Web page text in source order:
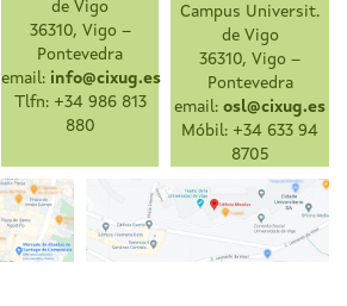
de Vigo
36310, Vigo –
Pontevedra
email: info@cixug.es
Tlfn: +34 986 813
880
Campus Universit.
de Vigo
36310, Vigo –
Pontevedra
email:osl@cixug.es
Móbil: +34 633 94
8705